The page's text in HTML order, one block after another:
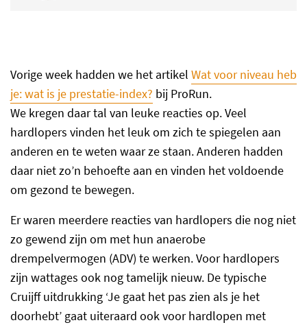
Vorige week hadden we het artikel Wat voor niveau heb
je: wat is je prestatie-index? bij ProRun.
We kregen daar tal van leuke reacties op. Veel
hardlopers vinden het leuk om zich te spiegelen aan
anderen en te weten waar ze staan. Anderen hadden
daar niet zo’n behoefte aan en vinden het voldoende
om gezond te bewegen.
Er waren meerdere reacties van hardlopers die nog niet
zo gewend zijn om met hun anaerobe
drempelvermogen (ADV) te werken. Voor hardlopers
zijn wattages ook nog tamelijk nieuw. De typische
Cruijff uitdrukking ‘Je gaat het pas zien als je het
doorhebt’ gaat uiteraard ook voor hardlopen met